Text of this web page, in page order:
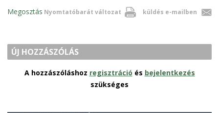
Nyomtatóbarát változat küldés e-mailben
Megosztás
ÚJ HOZZÁSZÓLÁS
A hozzászóláshoz regisztráció és bejelentkezés
szükséges